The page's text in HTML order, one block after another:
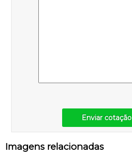
Enviar cotação
Imagens relacionadas